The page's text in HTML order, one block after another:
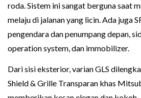
roda. Sistem ini sangat berguna saat
melaju di jalanan yang licin. Ada juga
pengendara dan penumpang depan,
operation system, dan immobilizer.
Dari sisi eksterior, varian GLS
Shield & Grille Transparan khas